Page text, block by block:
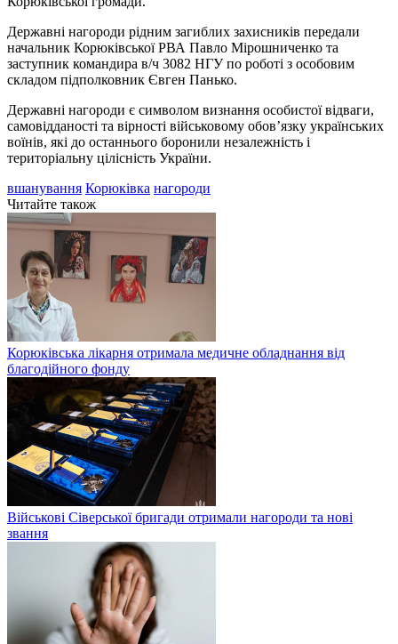
Державні нагороди рідним загиблих захисників передали
начальник Корюківської РВА Павло Мірошниченко та
заступник командира в/ч 3082 НГУ по роботі з особовим
складом підполковник Євген Панько.
Державні нагороди є символом визнання особистої відваги,
самовідданості та вірності військовому обов’язку українських
воїнів, які до останнього боронили незалежність і
територіальну цілісність України.
вшанування Корюківка нагороди
Читайте також
Корюківська лікарня отримала медичне обладнання від
благодійного фонду
Військові Сіверської бригади отримали нагороди та нові
звання